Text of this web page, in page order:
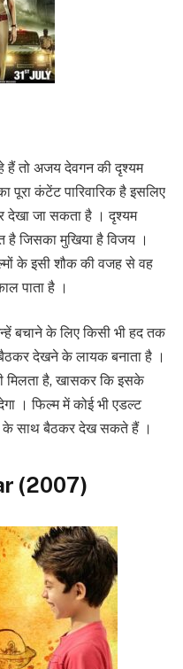
हैं तो अजय देवगन की दृश्यम
पूरा कंटेंट पारिवारिक है इसलिए
देखा जा सकता है । दृश्यम
है जिसका मुखिया है विजय ।
के इसी शौक की वजह से वह
पाता है ।
बचाने के लिए किसी भी हद तक
देखने के लायक बनाता है ।
मिलता है, खासकर कि इसके
। फिल्म में कोई भी एडल्ट
के साथ बैठकर देख सकते हैं ।
(2007)